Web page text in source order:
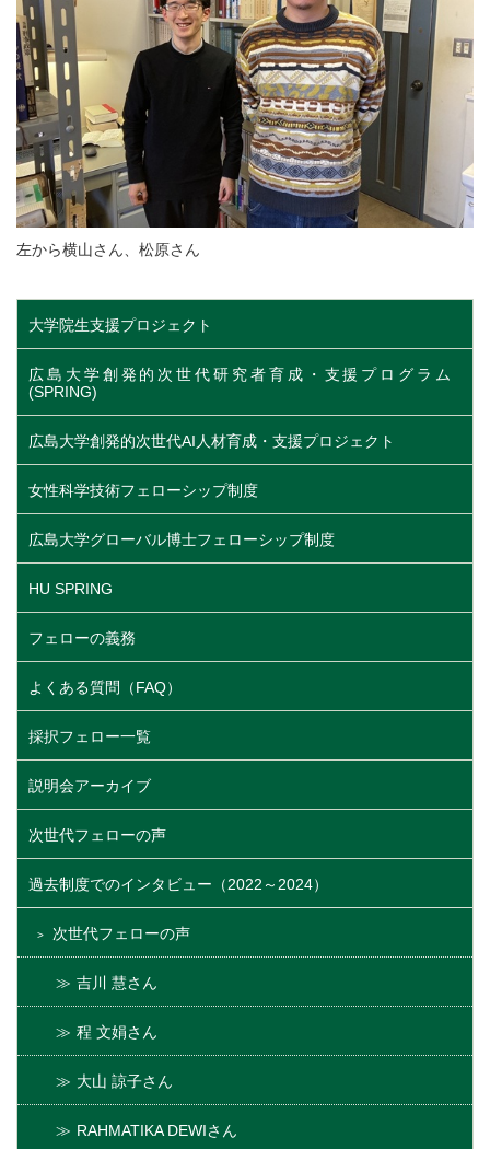
左から横山さん、松原さん
大学院生支援プロジェクト
広島大学創発的次世代研究者育成・支援プログラム
(SPRING)
広島大学創発的次世代AI人材育成・支援プロジェクト
女性科学技術フェローシップ制度
広島大学グローバル博士フェローシップ制度
HU SPRING
フェローの義務
よくある質問（FAQ）
採択フェロー一覧
説明会アーカイブ
次世代フェローの声
過去制度でのインタビュー（2022～2024）
次世代フェローの声
吉川 慧さん
程 文娟さん
大山 諒子さん
RAHMATIKA DEWIさん